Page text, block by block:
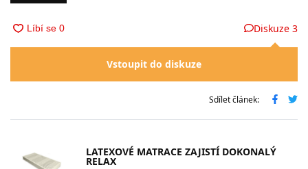
Diskuze 3
Vstoupit do diskuze
Sdílet článek:
LATEXOVÉ MATRACE ZAJISTÍ DOKONALÝ
RELAX